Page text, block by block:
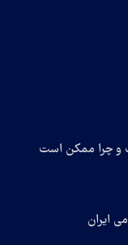
و چرا ممکن است
ایران